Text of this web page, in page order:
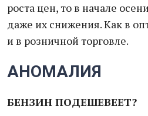
роста цен, то в начале
даже их снижения. Как в
и в розничной торговле.
АНОМАЛИЯ
БЕНЗИН ПОДЕШЕВЕЕТ?